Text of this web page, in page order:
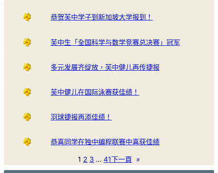
恭贺芙中学子到新加坡大学报到！
芙中生「全国科学与数学竞赛总决赛」冠军
多元发展齐绽放，芙中健儿再传捷报
芙中健儿在国际泳赛获佳绩！
羽球捷报再添佳绩！
恭喜同学在独中编程联赛中喜获佳绩
1 2 3 … 41下一頁 »